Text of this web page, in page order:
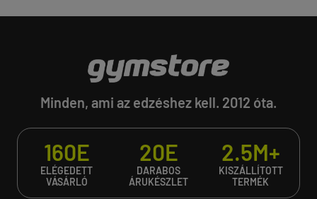
Minden, ami az edzéshez kell. 2012 óta.
160E
ELÉGEDETT
VÁSÁRLÓ
20E
DARABOS
ÁRUKÉSZLET
2.5M+
KISZÁLLÍTOTT
TERMÉK